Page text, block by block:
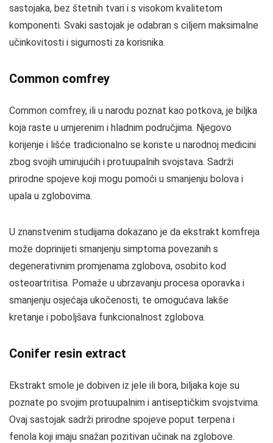
sastojaka, bez štetnih tvari i s visokom kvalitetom
komponenti. Svaki sastojak je odabran s ciljem maksimalne
učinkovitosti i sigurnosti za korisnika.
Common comfrey
Common comfrey, ili u narodu poznat kao potkova, je biljka
koja raste u umjerenim i hladnim područjima. Njegovo
korijenje i lišće tradicionalno se koriste u narodnoj medicini
zbog svojih umirujućih i protuupalnih svojstava. Sadrži
prirodne spojeve koji mogu pomoći u smanjenju bolova i
upala u zglobovima.
U znanstvenim studijama dokazano je da ekstrakt komfreja
može doprinijeti smanjenju simptoma povezanih s
degenerativnim promjenama zglobova, osobito kod
osteoartritisa. Pomaže u ubrzavanju procesa oporavka i
smanjenju osjećaja ukočenosti, te omogućava lakše
kretanje i poboljšava funkcionalnost zglobova.
Conifer resin extract
Ekstrakt smole je dobiven iz jele ili bora, biljaka koje su
poznate po svojim protuupalnim i antiseptičkim svojstvima.
Ovaj sastojak sadrži prirodne spojeve poput terpena i
fenola koji imaju snažan pozitivan učinak na zglobove.